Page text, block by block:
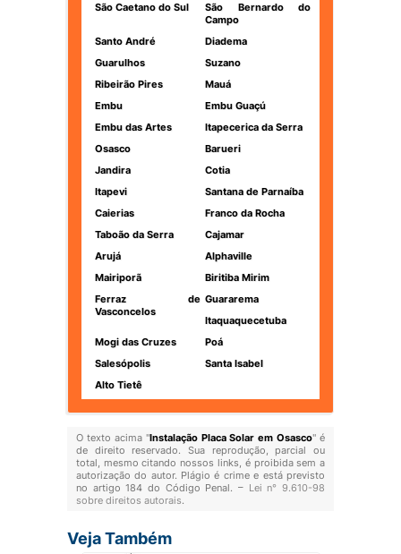
São Caetano do Sul
São Bernardo do
Campo
Santo André
Diadema
Guarulhos
Suzano
Ribeirão Pires
Mauá
Embu
Embu Guaçú
Embu das Artes
Itapecerica da Serra
Osasco
Barueri
Jandira
Cotia
Itapevi
Santana de Parnaíba
Caierias
Franco da Rocha
Taboão da Serra
Cajamar
Arujá
Alphaville
Mairiporã
Biritiba Mirim
Ferraz de
Vasconcelos
Guararema
Itaquaquecetuba
Mogi das Cruzes
Poá
Salesópolis
Santa Isabel
Alto Tietê
O texto acima "Instalação Placa Solar em Osasco" é
de direito reservado. Sua reprodução, parcial ou
total, mesmo citando nossos links, é proibida sem a
autorização do autor. Plágio é crime e está previsto
no artigo 184 do Código Penal. – Lei n° 9.610-98
sobre direitos autorais.
Veja Também